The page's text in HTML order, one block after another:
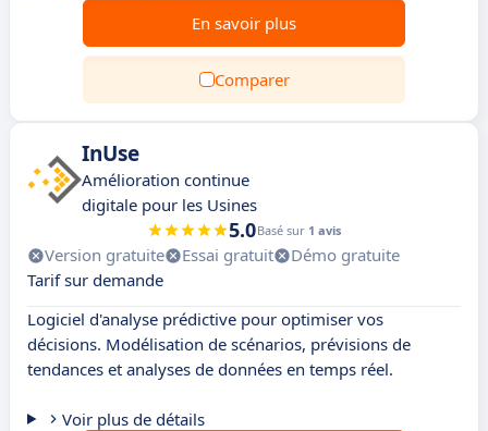
En savoir plus
Comparer
InUse
Amélioration continue
digitale pour les Usines
5.0Basé sur 1 avis
Version gratuite Essai gratuit
Démo gratuite
Tarif sur demande
Logiciel d'analyse prédictive pour optimiser vos
décisions. Modélisation de scénarios, prévisions de
tendances et analyses de données en temps réel.
Voir plus de détails